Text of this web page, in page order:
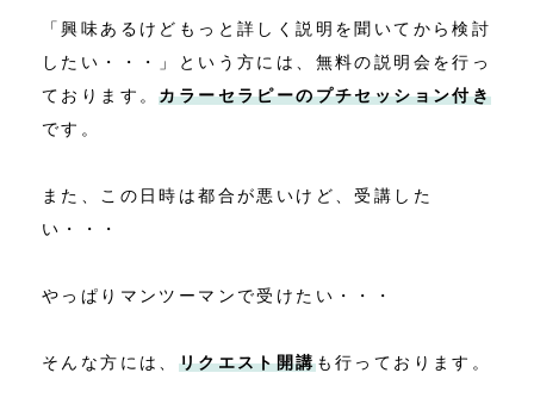
「興味あるけどもっと詳しく説明を聞いてから検討
したい・・・」という方には、無料の説明会を行っ
ております。カラーセラピーのプチセッション付き
です。
また、この日時は都合が悪いけど、受講した
い・・・
やっぱりマンツーマンで受けたい・・・
そんな方には、 リクエスト開講も行っております。